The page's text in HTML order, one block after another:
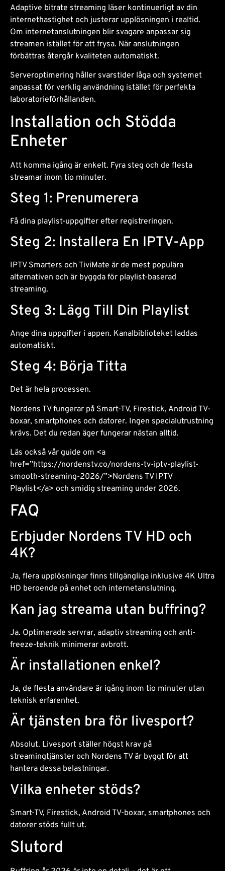
Adaptive bitrate streaming läser kontinuerligt av din
internethastighet och justerar upplösningen i realtid.
Om internetanslutningen blir svagare anpassar sig
streamen istället för att frysa. När anslutningen
förbättras återgår kvaliteten automatiskt.
Serveroptimering håller svarstider låga och systemet
anpassat för verklig användning istället för perfekta
laboratorieförhållanden.
Installation och Stödda
Enheter
Att komma igång är enkelt. Fyra steg och de flesta
streamar inom tio minuter.
Steg 1: Prenumerera
Få dina playlist-uppgifter efter registreringen.
Steg 2: Installera En IPTV-App
IPTV Smarters och TiviMate är de mest populära
alternativen och är byggda för playlist-baserad
streaming.
Steg 3: Lägg Till Din Playlist
Ange dina uppgifter i appen. Kanalbiblioteket laddas
automatiskt.
Steg 4: Börja Titta
Det är hela processen.
Nordens TV fungerar på Smart-TV, Firestick, Android TV-
boxar, smartphones och datorer. Ingen specialutrustning
krävs. Det du redan äger fungerar nästan alltid.
Läs också vår guide om <a
href=”https://nordenstv.co/nordens-tv-iptv-playlist-
smooth-streaming-2026/”>Nordens TV IPTV
Playlist</a> och smidig streaming under 2026.
FAQ
Erbjuder Nordens TV HD och
4K?
Ja, flera upplösningar finns tillgängliga inklusive 4K Ultra
HD beroende på enhet och internetanslutning.
Kan jag streama utan buffring?
Ja. Optimerade servrar, adaptiv streaming och anti-
freeze-teknik minimerar avbrott.
Är installationen enkel?
Ja, de flesta användare är igång inom tio minuter utan
teknisk erfarenhet.
Är tjänsten bra för livesport?
Absolut. Livesport ställer högst krav på
streamingtjänster och Nordens TV är byggt för att
hantera dessa belastningar.
Vilka enheter stöds?
Smart-TV, Firestick, Android TV-boxar, smartphones och
datorer stöds fullt ut.
Slutord